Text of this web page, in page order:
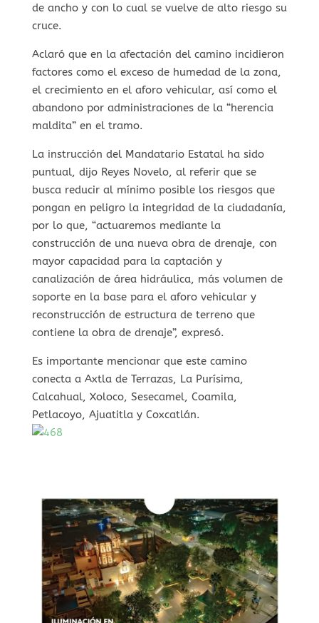
de ancho y con lo cual se vuelve de alto riesgo su
cruce.
Aclaró que en la afectación del camino incidieron
factores como el exceso de humedad de la zona,
el crecimiento en el aforo vehicular, así como el
abandono por administraciones de la “herencia
maldita” en el tramo.
La instrucción del Mandatario Estatal ha sido
puntual, dijo Reyes Novelo, al referir que se
busca reducir al mínimo posible los riesgos que
pongan en peligro la integridad de la ciudadanía,
por lo que, “actuaremos mediante la
construcción de una nueva obra de drenaje, con
mayor capacidad para la captación y
canalización de área hidráulica, más volumen de
soporte en la base para el aforo vehicular y
reconstrucción de estructura de terreno que
contiene la obra de drenaje”, expresó.
Es importante mencionar que este camino
conecta a Axtla de Terrazas, La Purísima,
Calcahual, Xoloco, Sesecamel, Coamila,
Petlacoyo, Ajuatitla y Coxcatlán.